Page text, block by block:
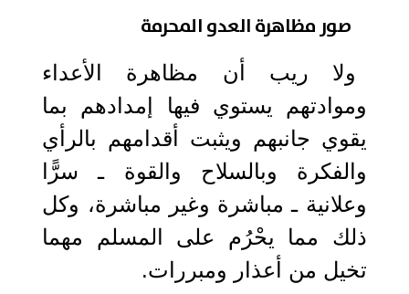
صور مظاهرة العدو المحرمة
ولا ريب أن مظاهرة الأعداء
وموادتهم يستوي فيها إمدادهم بما
يقوي جانبهم ويثبت أقدامهم بالرأي
والفكرة وبالسلاح والقوة ـ سرًّا
وعلانية ـ مباشرة وغير مباشرة، وكل
ذلك مما يحْرُم على المسلم مهما
تخيل من أعذار ومبررات.